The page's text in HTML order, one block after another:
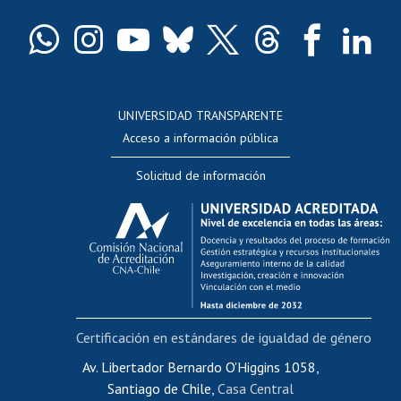
Docentes
Evaluación docente
Calificación académica
Postulación al AUCAI
Funcionarias/os
Cursos internos de capacitación
Bienestar del personal
Portal de movilidad interna
Certificado de renta
Certificado de renta honorarios
UNIVERSIDAD TRANSPARENTE
Acceso a información pública
Solicitud de información
Av. Libertador Bernardo O'Higgins 1058,
Santiago de Chile, Casa Central
Certificación en estándares de igualdad de género